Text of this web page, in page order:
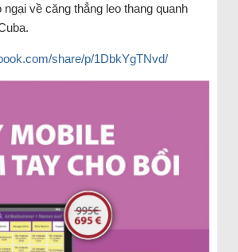
về căng thẳng leo thang quanh
share/p/1DbkYgTNvd/